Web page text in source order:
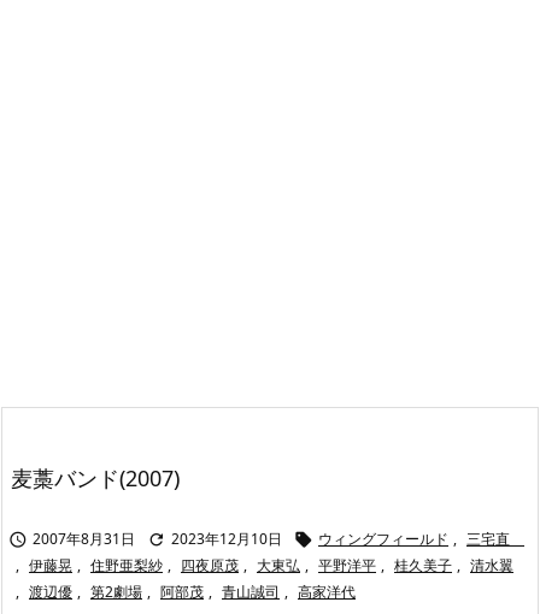
麦藁バンド(2007)
 2007年8月31日  2023年12月10日  ウィングフィールド , 三宅直
, 伊藤晃 , 住野亜梨紗 , 四夜原茂 , 大東弘 , 平野洋平 , 桂久美子 , 清水翼
, 渡辺優 , 第2劇場 , 阿部茂 , 青山誠司 , 高家洋代